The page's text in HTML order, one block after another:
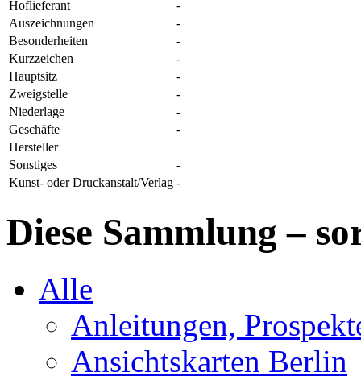
Hoflieferant
-
Auszeichnungen
-
Besonderheiten
-
Kurzzeichen
-
Hauptsitz
-
Zweigstelle
-
Niederlage
-
Geschäfte
-
Hersteller
Sonstiges
-
Kunst- oder Druckanstalt/Verlag -
Diese Sammlung –
Alle
Anleitungen,
Ansichtskarten Berlin